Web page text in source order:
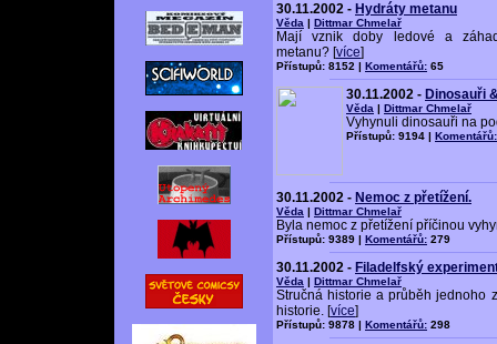
30.11.2002 - Hydráty metanu
Věda | Dittmar Chmelař
Mají vznik doby ledové a
metanu? [více]
Přístupů: 8152 | Komentářů: 65
30.11.2002 - Dinosauři
Věda | Dittmar Chmelař
Vyhynuli dinosauři na
Přístupů: 9194 | Komentářů:
30.11.2002 - Nemoc z přetížení.
Věda | Dittmar Chmelař
Byla nemoc z přetížení příčinou
Přístupů: 9389 | Komentářů: 279
30.11.2002 - Filadelfský
Věda | Dittmar Chmelař
Stručná historie a průběh jednoho
historie. [více]
Přístupů: 9878 | Komentářů: 298